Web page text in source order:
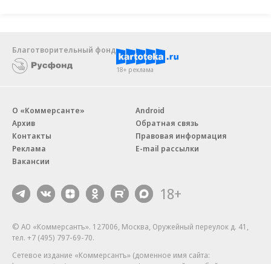
Благотворительный фонд
18+ реклама
О «Коммерсанте»
Архив
Контакты
Реклама
Вакансии
Android
Обратная связь
Правовая информация
E-mail рассылки
18+
© АО «Коммерсантъ». 127006, Москва, Оружейный переулок д. 41,
тел. +7 (495) 797-69-70.
Сетевое издание «Коммерсантъ» (доменное имя сайта: